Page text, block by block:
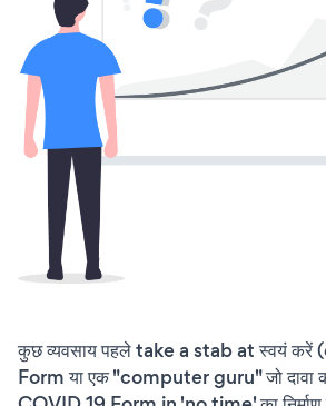
कुछ व्यवसाय पहले take a stab at स्वयं
Form या एक "computer guru" जो दावा